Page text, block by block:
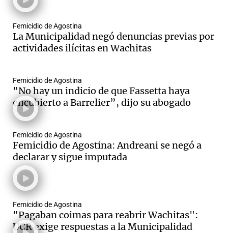
Femicidio de Agostina
La Municipalidad negó denuncias previas por
actividades ilícitas en Wachitas
Femicidio de Agostina
"No hay un indicio de que Fassetta haya
encubierto a Barrelier”, dijo su abogado
Femicidio de Agostina
Femicidio de Agostina: Andreani se negó a
declarar y sigue imputada
Femicidio de Agostina
"Pagaban coimas para reabrir Wachitas":
UCR exige respuestas a la Municipalidad